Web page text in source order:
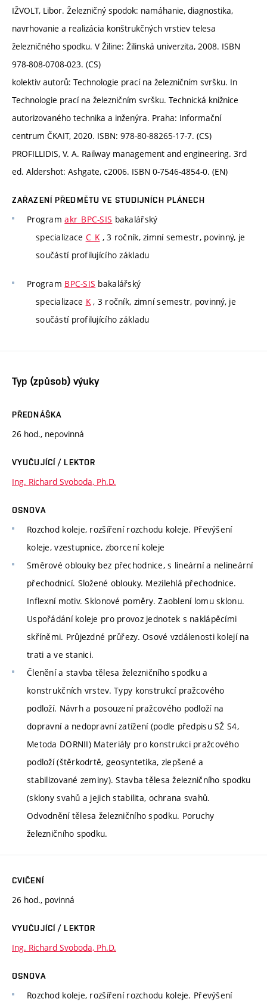
IŽVOLT, Libor. Železničný spodok: namáhanie, diagnostika,
navrhovanie a realizácia konštrukčných vrstiev telesa
železničného spodku. V Žiline: Žilinská univerzita, 2008. ISBN
978-808-0708-023. (CS)
kolektiv autorů: Technologie prací na železničním svršku. In
Technologie prací na železničním svršku. Technická knižnice
autorizovaného technika a inženýra. Praha: Informační
centrum ČKAIT, 2020. ISBN: 978-80-88265-17-7. (CS)
PROFILLIDIS, V. A. Railway management and engineering. 3rd
ed. Aldershot: Ashgate, c2006. ISBN 0-7546-4854-0. (EN)
ZAŘAZENÍ PŘEDMĚTU VE STUDIJNÍCH PLÁNECH
Programakr_BPC-SIS bakalářský
specializace C_K, 3 ročník, zimní semestr, povinný, je
součástí profilujícího základu
Program BPC-SIS bakalářský
specializace K, 3 ročník, zimní semestr, povinný, je
součástí profilujícího základu
Typ (způsob) výuky
PŘEDNÁŠKA
26 hod., nepovinná
VYUČUJÍCÍ / LEKTOR
Ing. Richard Svoboda, Ph.D.
OSNOVA
Rozchod koleje, rozšíření rozchodu koleje. Převýšení
koleje, vzestupnice, zborcení koleje
Směrové oblouky bez přechodnice, s lineární a nelineární
přechodnicí. Složené oblouky. Mezilehlá přechodnice.
Inflexní motiv. Sklonové poměry. Zaoblení lomu sklonu.
Uspořádání koleje pro provoz jednotek s naklápěcími
skříněmi. Průjezdné průřezy. Osové vzdálenosti kolejí na
trati a ve stanici.
Členění a stavba tělesa železničního spodku a
konstrukčních vrstev. Typy konstrukcí pražcového
podloží. Návrh a posouzení pražcového podloží na
dopravní a nedopravní zatížení (podle předpisu SŽ S4,
Metoda DORNII) Materiály pro konstrukci pražcového
podloží (štěrkodrtě, geosyntetika, zlepšené a
stabilizované zeminy). Stavba tělesa železničního spodku
(sklony svahů a jejich stabilita, ochrana svahů.
Odvodnění tělesa železničního spodku. Poruchy
železničního spodku.
CVIČENÍ
26 hod., povinná
VYUČUJÍCÍ / LEKTOR
Ing. Richard Svoboda, Ph.D.
OSNOVA
Rozchod koleje, rozšíření rozchodu koleje. Převýšení